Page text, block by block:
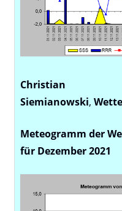
Christian
Siemianowski,
Meteogramm der
für Dezember 2021